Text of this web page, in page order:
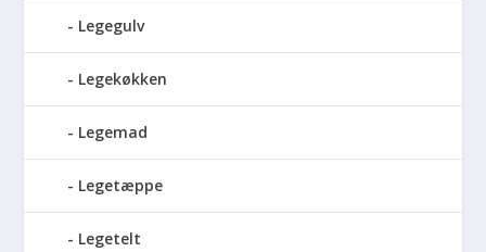
Legegulv
Legekøkken
Legemad
Legetæppe
Legetelt